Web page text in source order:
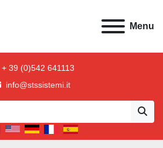
Menu
+ 39 (0)542 641113
info@stssistemi.it